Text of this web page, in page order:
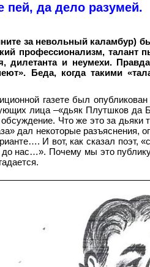
да дело разумей.
за невольный каламбур)
профессионализм, талант
дилетанта и неумехи.
Беда, когда такими
газете был
лица –«дьяк Плутшков да
Что же это за
дал некоторые разъяснения,
И вот, как сказал поэт,
нас…». Почему мы это